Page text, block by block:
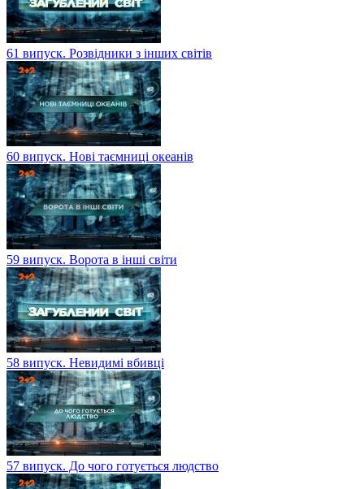
61 випуск. Розвідники з інших світів
60 випуск. Нові таємниці океанів
59 випуск. Ворота в інші світи
58 випуск. Невидимі вбивці
57 випуск. До чого готується людство